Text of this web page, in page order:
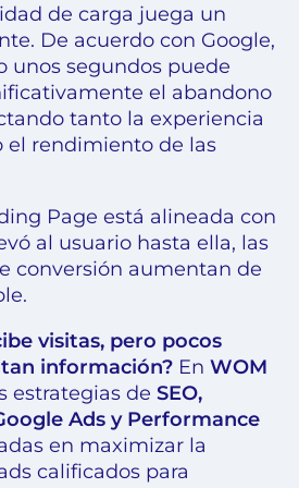
de carga juega un
De acuerdo con Google,
unos segundos puede
el abandono
tanto la experiencia
el rendimiento de las
Page está alineada con
al usuario hasta ella, las
conversión aumentan de
visitas, pero pocos
información? En WOM
estrategias de SEO,
Ads y Performance
en maximizar la
calificados para